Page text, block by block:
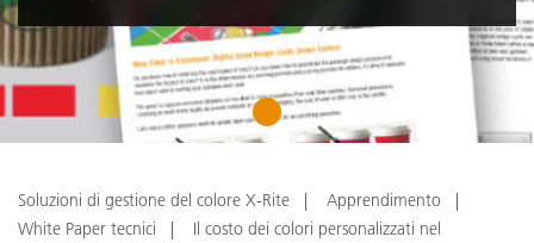
1
Soluzioni di gestione del colore X-Rite
Apprendimento
White Paper tecnici
Il costo dei colori personalizzati nel